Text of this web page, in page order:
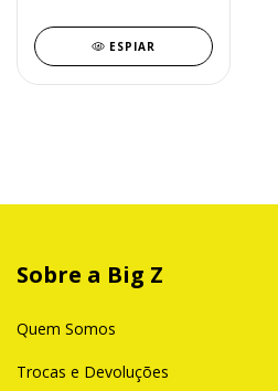
ESPIAR
Sobre a Big Z
Quem Somos
Trocas e Devoluções